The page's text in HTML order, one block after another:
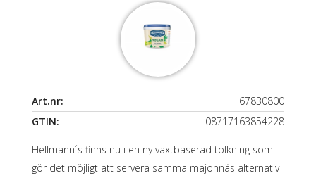
Art.nr:
67830800
GTIN:
08717163854228
Hellmann´s finns nu i en ny växtbaserad tolkning som
gör det möjligt att servera samma majonnäs alternativ